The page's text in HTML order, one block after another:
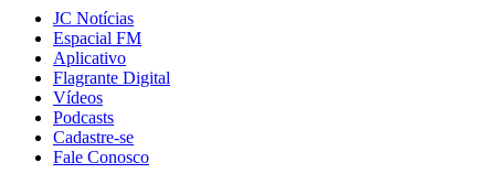
JC Notícias
Espacial FM
Aplicativo
Flagrante Digital
Vídeos
Podcasts
Cadastre-se
Fale Conosco